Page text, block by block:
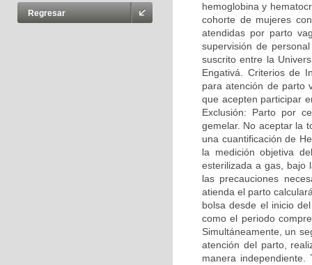
Regresar
hemoglobina y
cohorte de mujeres
atendidas por parto
supervisión de
suscrito entre la
Engativá. Criterios de
para atención de parto
que acepten participar
Exclusión: Parto por
gemelar. No aceptar la
una cuantificación de
la medición objetiva
esterilizada a gas, bajo
las precauciones
atienda el parto
bolsa desde el inicio
como el periodo
Simultáneamente, un
atención del parto,
manera